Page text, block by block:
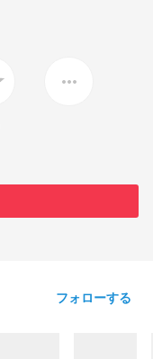
more_horiz
フォローする